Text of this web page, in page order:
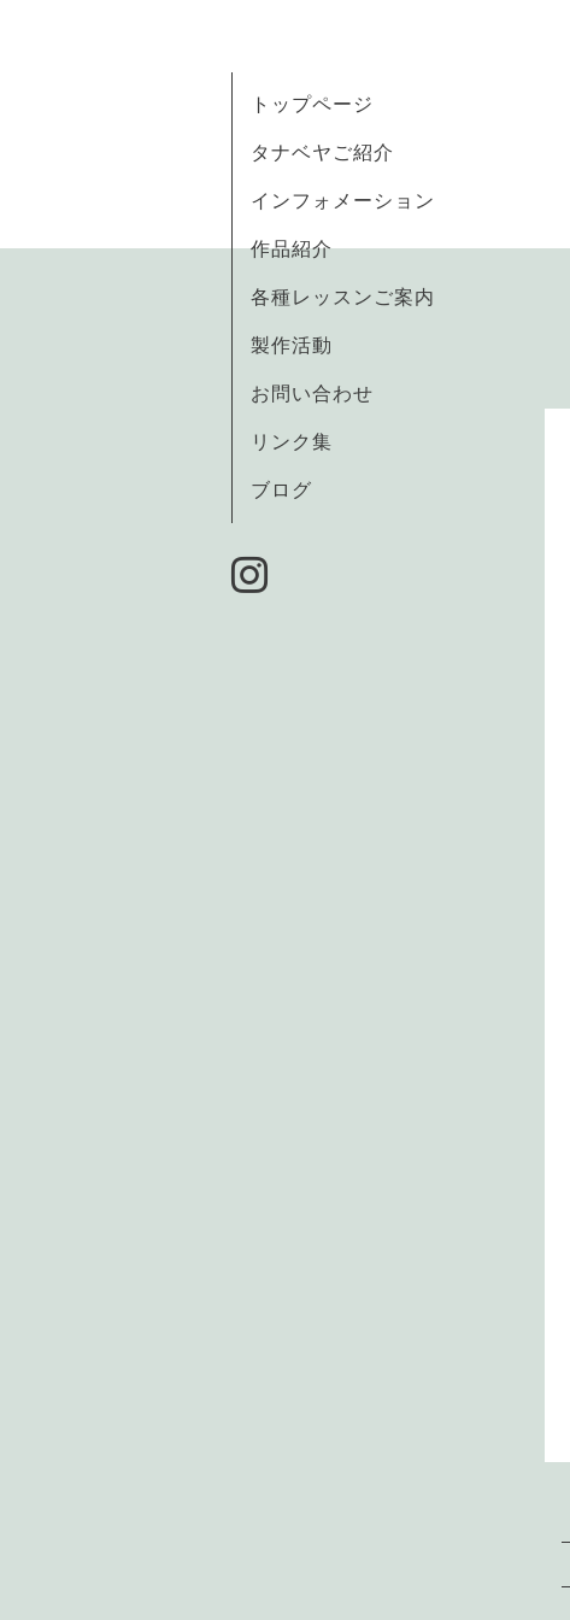
トップページ
タナベヤご紹介
インフォメーション
作品紹介
各種レッスンご案内
製作活動
お問い合わせ
リンク集
ブログ